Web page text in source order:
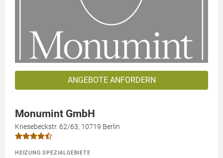
ANGEBOTE ANFORDERN
Monumint GmbH
Knesebeckstr. 62/63, 10719 Berlin
HEIZUNG SPEZIALGEBIETE